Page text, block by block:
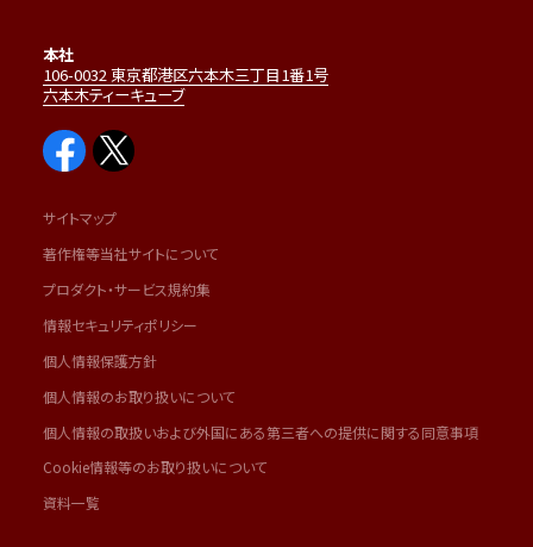
本社
106-0032 東京都港区六本木三丁目1番1号
六本木ティーキューブ
サイトマップ
著作権等当社サイトについて
プロダクト・サービス規約集
情報セキュリティポリシー
個人情報保護方針
個人情報のお取り扱いについて
個人情報の取扱いおよび外国にある第三者への提供に関する同意事項
Cookie情報等のお取り扱いについて
資料一覧